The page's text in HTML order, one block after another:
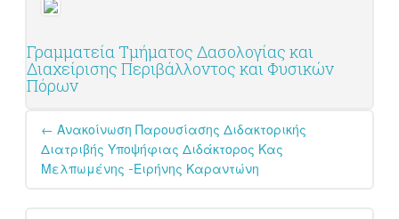
Γραμματεία Τμήματος Δασολογίας και
Διαχείρισης Περιβάλλοντος και Φυσικών
Πόρων
Post
navigation
← Ανακοίνωση Παρουσίασης Διδακτορικής
Διατριβής Υποψήφιας Διδάκτορος Κας
Μελπωμένης -Ειρήνης Καραντώνη